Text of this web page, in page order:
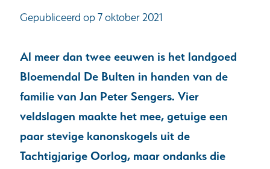
Gepubliceerd op 7 oktober 2021
Al meer dan twee eeuwen is het landgoed
Bloemendal De Bulten in handen van de
familie van Jan Peter Sengers. Vier
veldslagen maakte het mee, getuige een
paar stevige kanonskogels uit de
Tachtigjarige Oorlog, maar ondanks die